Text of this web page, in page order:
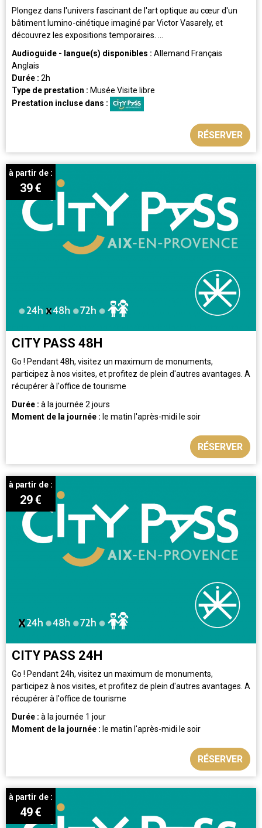
Plongez dans l'univers fascinant de l'art optique au cœur d'un
bâtiment lumino-cinétique imaginé par Victor Vasarely, et
découvrez les expositions temporaires. ...
Audioguide - langue(s) disponibles : Allemand Français
Anglais
Durée : 2h
Type de prestation : Musée Visite libre
Prestation incluse dans :
RÉSERVER
CITY PASS 48H
Go ! Pendant 48h, visitez un maximum de monuments,
participez à nos visites, et profitez de plein d'autres avantages. A
récupérer à l'office de tourisme
à partir de :
39€
Durée : à la journée 2 jours
Moment de la journée : le matin l'après-midi le soir
RÉSERVER
CITY PASS 24H
Go ! Pendant 24h, visitez un maximum de monuments,
participez à nos visites, et profitez de plein d'autres avantages. A
récupérer à l'office de tourisme
à partir de :
29€
Durée : à la journée 1 jour
Moment de la journée : le matin l'après-midi le soir
RÉSERVER
à partir de :
49€